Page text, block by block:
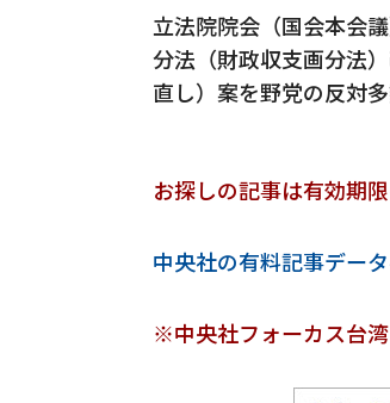
立法院院会（国会本会
分法（財政収支画分法
直し）案を野党の反対多
お探しの記事は有効期
中央社の有料記事デー
※中央社フォーカス台